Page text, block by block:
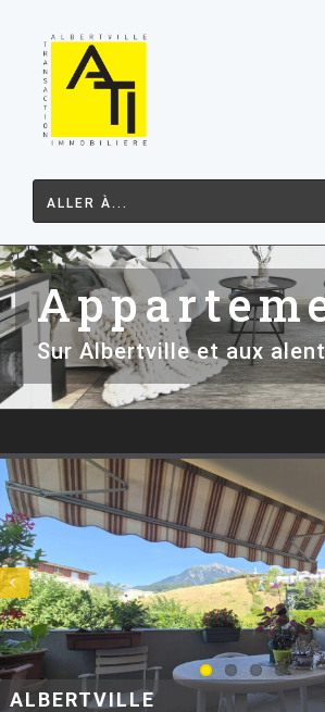
contenu
ALLER À...
Sur Albertville et aux

ALBERTVILLE